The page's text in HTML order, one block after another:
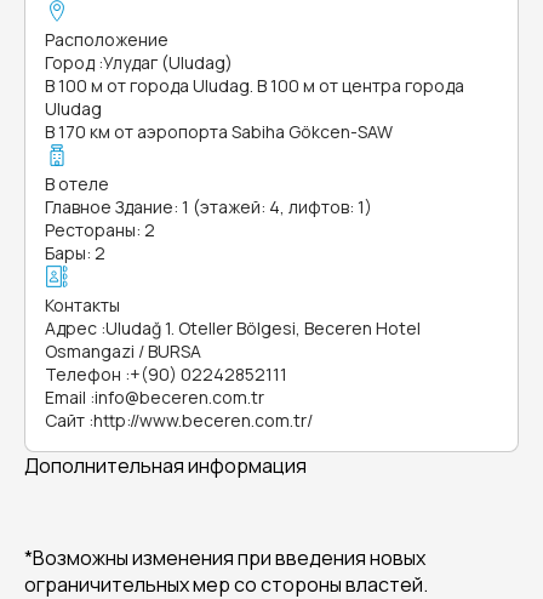
Расположение
Город :Улудаг (Uludag)
В 100 м от города Uludag. В 100 м от центра города
Uludag
В 170 км от аэропорта Sabiha Gökcen-SAW
В отеле
Главное Здание: 1 (этажей: 4, лифтов: 1)
Рестораны: 2
Бары: 2
Контакты
Адрес :Uludağ 1. Oteller Bölgesi, Beceren Hotel
Osmangazi / BURSA
Телефон :+(90) 02242852111
Email :info@beceren.com.tr
Сайт :http://www.beceren.com.tr/
Дополнительная информация
*Возможны изменения при введения новых
ограничительных мер со стороны властей.